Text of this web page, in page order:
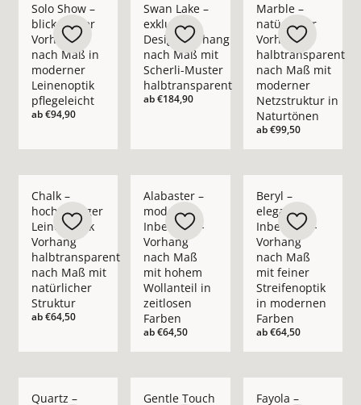
Solo Show –
blickdichter
Vorhang
nach Maß in
moderner
Leinenoptik
pflegeleicht
ab€94,90
Swan Lake –
exklusiver
Design-Vorhang
nach Maß mit
Scherli-Muster
halbtransparent
ab€184,90
Marble –
natürlicher
Vorhang
halbtransparent
nach Maß mit
moderner
Netzstruktur in
Naturtönen
ab€99,50
Chalk –
hochwertiger
Leinenoptik
Vorhang
halbtransparent
nach Maß mit
natürlicher
Struktur
ab€64,50
Alabaster –
moderner
Inbetween-
Vorhang
nach Maß
mit hohem
Wollanteil in
zeitlosen
Farben
ab€64,50
Beryl –
eleganter
Inbetween-
Vorhang
nach Maß
mit feiner
Streifenoptik
in modernen
Farben
ab€64,50
Quartz – Gentle Touch Fayola –